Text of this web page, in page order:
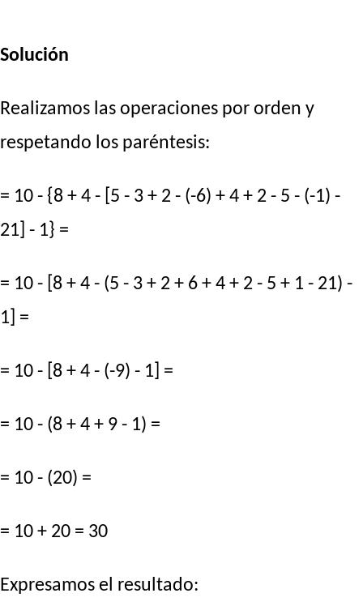
Solución
Realizamos las operaciones por orden y
respetando los paréntesis:
= 10 - {8 + 4 - [5 - 3 + 2 - (-6) + 4 + 2 - 5 - (-1) -
21] - 1} =
= 10 - [8 + 4 - (5 - 3 + 2 + 6 + 4 + 2 - 5 + 1 - 21) -
1] =
= 10 - [8 + 4 - (-9) - 1] =
= 10 - (8 + 4 + 9 - 1) =
= 10 - (20) =
= 10 + 20 = 30
Expresamos el resultado: